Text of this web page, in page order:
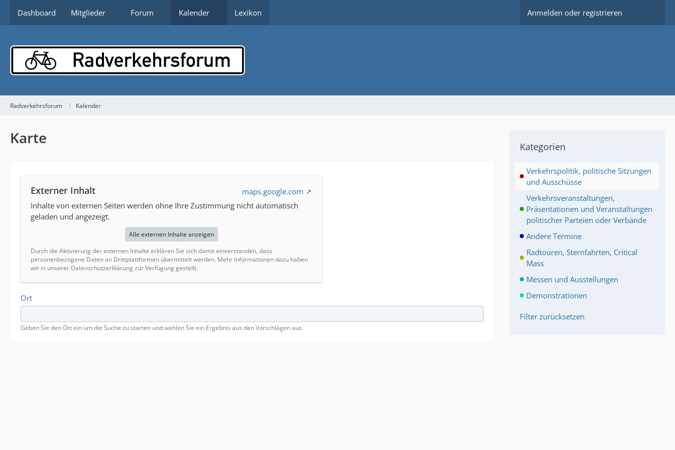
Dashboard Mitglieder Forum Kalender Lexikon Anmelden oder registrieren
Radverkehrsforum Kalender
Karte
Externer Inhalt
maps.google.com
Inhalte von externen Seiten werden ohne Ihre Zustimmung nicht automatisch
geladen und angezeigt.
Alle externen Inhalte anzeigen
Durch die Aktivierung der externen Inhalte erklären Sie sich damit einverstanden, dass
personenbezogene Daten an Drittplattformen übermittelt werden. Mehr Informationen dazu haben
wir in unserer Datenschutzerklärung zur Verfügung gestellt.
Ort
Geben Sie den Ort ein um die Suche zu starten und wählen Sie ein Ergebnis aus den Vorschlägen aus.
Kategorien
Verkehrspolitik, politische Sitzungen
und Ausschüsse
Verkehrsveranstaltungen,
Präsentationen und Veranstaltungen
politischer Parteien oder Verbände
Andere Termine
Radtouren, Sternfahrten, Critical
Mass
Messen und Ausstellungen
Demonstrationen
Filter zurücksetzen